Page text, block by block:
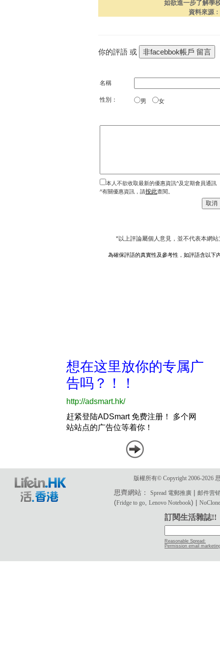
如欲進一步了解學
資料來源﹕
你的評語 或
名稱
性別： 男 女
本人不欲收取最新的優惠資訊^及定期會員通訊
^有關優惠資訊，請按此查閱。
*以上評論屬個人意見，並不代表本網
為確保評語的真實性及參考性，如評語含以下
版權所有© Copyright 2006-2026
思齊網站：Spread 電郵推廣 |邮件营
(Fridge to go ,Lenovo Notebook) |